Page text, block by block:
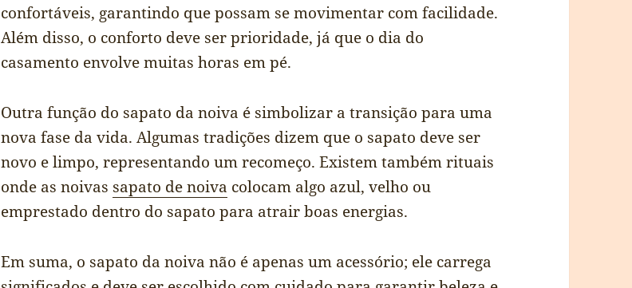
confortáveis, garantindo que possam se movimentar com facilidade.
Além disso, o conforto deve ser prioridade, já que o dia do
casamento envolve muitas horas em pé.
Outra função do sapato da noiva é simbolizar a transição para uma
nova fase da vida. Algumas tradições dizem que o sapato deve ser
novo e limpo, representando um recomeço. Existem também rituais
onde as noivas sapato de noiva colocam algo azul, velho ou
emprestado dentro do sapato para atrair boas energias.
Em suma, o sapato da noiva não é apenas um acessório; ele carrega